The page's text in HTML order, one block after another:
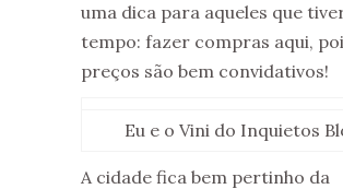
uma dica para aqueles que
tempo: fazer compras aqui,
preços são bem convidativos!
Eu e o Vini do Inquietos
A cidade fica bem pertinho da